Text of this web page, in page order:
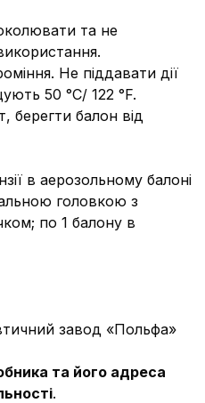
та не
Не піддавати дії
50 °С/ 122 °F.
берегти балон від
в аерозольному балоні
головкою з
по 1 балону в
завод «Польфа»
та його адреса
.